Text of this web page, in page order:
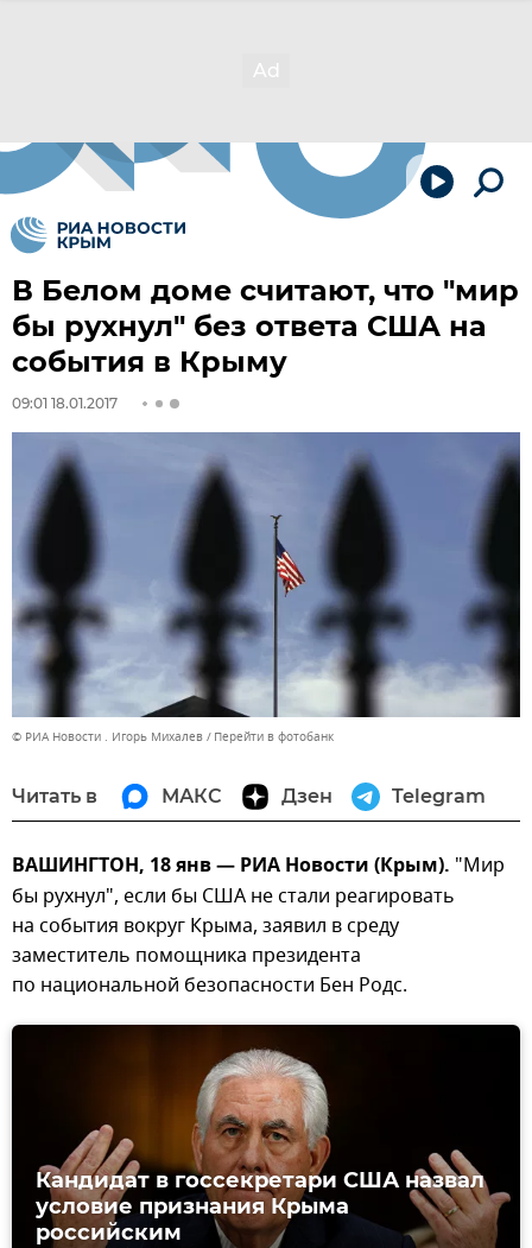
В Белом доме считают, что "мир
бы рухнул" без ответа США на
события в Крыму
09:01 18.01.2017
© РИА Новости . Игорь Михалев Перейти в фотобанк
Читать в МАКС Дзен Telegram
ВАШИНГТОН, 18 янв — РИА Новости (Крым). "Мир
бы рухнул", если бы США не стали реагировать
на события вокруг Крыма, заявил в среду
заместитель помощника президента
по национальной безопасности Бен Родс.
Кандидат в госсекретари США назвал
условие признания Крыма
российским